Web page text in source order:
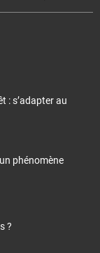
: s’adapter au
phénomène
?